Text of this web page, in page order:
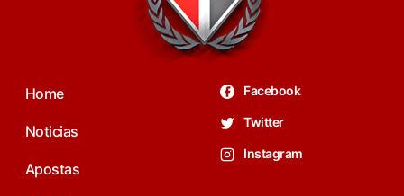
Home
Noticias
Apostas
Facebook
Twitter
Instagram